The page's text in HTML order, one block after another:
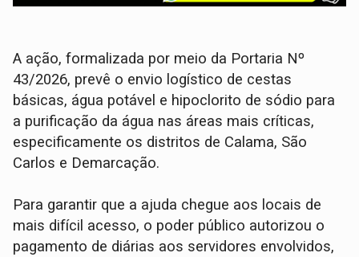
A ação, formalizada por meio da Portaria Nº
43/2026, prevê o envio logístico de cestas
básicas, água potável e hipoclorito de sódio para
a purificação da água nas áreas mais críticas,
especificamente os distritos de Calama, São
Carlos e Demarcação.
Para garantir que a ajuda chegue aos locais de
mais difícil acesso, o poder público autorizou o
pagamento de diárias aos servidores envolvidos,